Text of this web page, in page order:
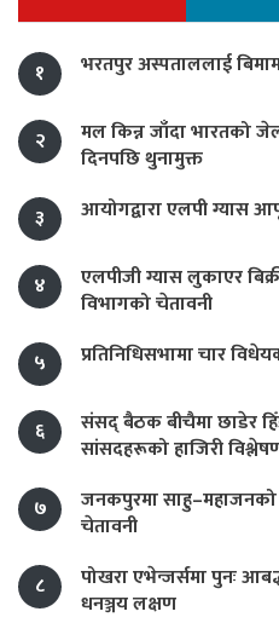
१ भरतपुर अस्पताललाई
२
मल किन्न जाँदा भारतको
दिनपछि थुनामुक्त
३
आयोगद्वारा एलपी ग्यास
४
एलपीजी ग्यास लुकाएर
विभागको चेतावनी
५
प्रतिनिधिसभामा चार
६
संसद् बैठक बीचैमा छाडेर
सांसदहरूको हाजिरी
७
जनकपुरमा साहु–महाजनको
चेतावनी
८
पोखरा एभेन्जर्समा पुनः
धनञ्जय लक्षण